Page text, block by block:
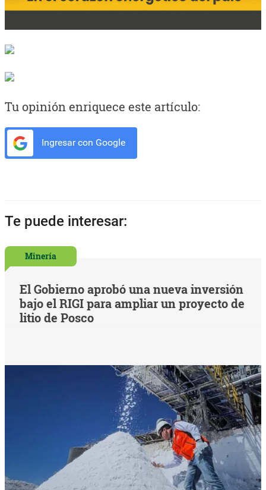
Tu opinión enriquece este artículo:
Ingresar con Google
Te puede interesar:
Minería
El Gobierno aprobó una nueva inversión
bajo el RIGI para ampliar un proyecto de
litio de Posco